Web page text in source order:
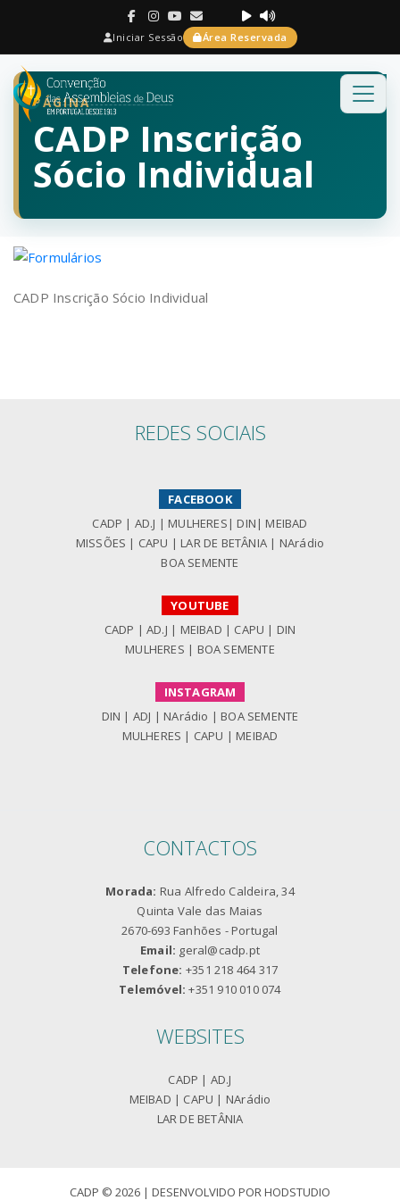
Iniciar Sessão Área Reservada
PÁGINA
CADP Inscrição
Sócio Individual
CADP Inscrição Sócio Individual
REDES SOCIAIS
FACEBOOK
CADP | AD.J | MULHERES | DIN | MEIBAD
MISSÕES | CAPU | LAR DE BETÂNIA | NArádio
BOA SEMENTE
YOUTUBE
CADP |AD.J | MEIBAD | CAPU | DIN
MULHERES | BOA SEMENTE
INSTAGRAM
DIN | ADJ | NArádio | BOA SEMENTE
MULHERES | CAPU | MEIBAD
CONTACTOS
Morada: Rua Alfredo Caldeira, 34
Quinta Vale das Maias
2670-693 Fanhões - Portugal
Email: geral@cadp.pt
Telefone: +351 218 464 317
Telemóvel: +351 910 010 074
WEBSITES
CADP | AD.J
MEIBAD | CAPU | NArádio
LAR DE BETÂNIA
CADP © 2026 | DESENVOLVIDO PORHODSTUDIO